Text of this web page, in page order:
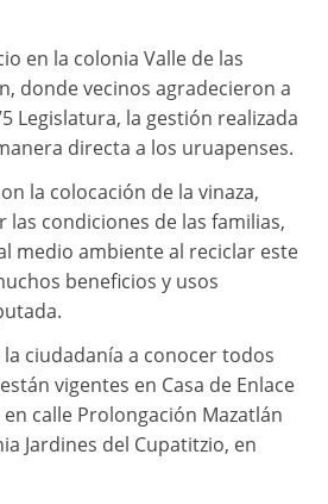
en la colonia Valle de las
donde vecinos agradecieron a
Legislatura, la gestión realizada
directa a los uruapenses.
la colocación de la vinaza,
condiciones de las familias,
medio ambiente al reciclar este
beneficios y usos
ciudadanía a conocer todos
vigentes en Casa de Enlace
calle Prolongación Mazatlán
Jardines del Cupatitzio, en